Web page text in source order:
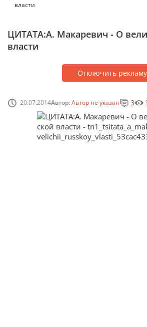
власти
ЦИТАТА:А. Макаревич - О
власти
Отключить рекламу
20.07.2014Автор:Автор не указан 3